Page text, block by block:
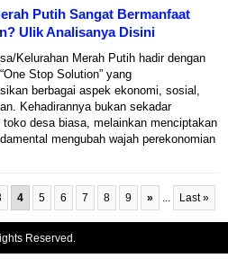
Putih Sangat Bermanfaat
Ulik Analisanya Disini
Kelurahan Merah Putih hadir dengan
Stop Solution” yang
berbagai aspek ekonomi, sosial,
Kehadirannya bukan sekadar
toko desa biasa, melainkan menciptakan
mengubah wajah perekonomian
4 5 6 7 8 9 » ... Last »
Reserved.